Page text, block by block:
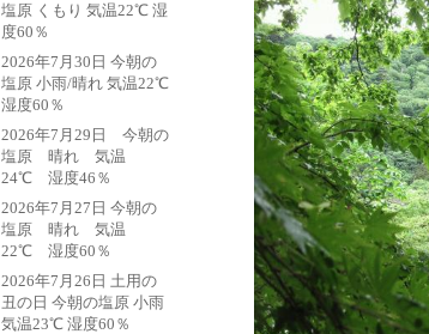
塩原 くもり 気温22℃ 湿
度60％
2026年7月30日 今朝の
塩原 小雨/晴れ 気温22℃
湿度60％
2026年7月29日 今朝の
塩原 晴れ 気温
24℃ 湿度46％
2026年7月27日 今朝の
塩原 晴れ 気温
22℃ 湿度60％
2026年7月26日 土用の
丑の日 今朝の塩原 小雨
気温23℃ 湿度60％